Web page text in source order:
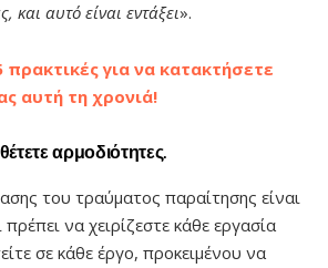
και αυτό είναι εντάξει».
πρακτικές για να κατακτήσετε
αυτή τη χρονιά!
αρμοδιότητες.
του τραύματος παραίτησης είναι
να χειρίζεστε κάθε εργασία
σε κάθε έργο, προκειμένου να